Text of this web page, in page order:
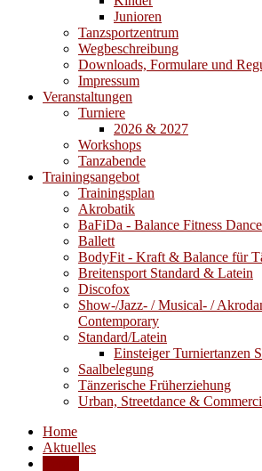
Junioren
Tanzsportzentrum
Wegbeschreibung
Downloads, Formulare und
Impressum
Veranstaltungen
Turniere
2026 & 2027
Workshops
Tanzabende
Trainingsangebot
Trainingsplan
Akrobatik
BaFiDa - Balance Fitness Dance
Ballett
BodyFit - Kraft & Balance für
Breitensport Standard & Latein
Discofox
Show-/Jazz- / Musical- /
Contemporary
Standard/Latein
Einsteiger Turniertanzen
Saalbelegung
Tänzerische Früherziehung
Urban, Streetdance &
Home
Aktuelles